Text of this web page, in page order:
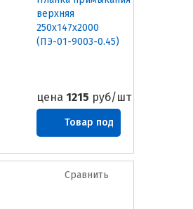
верхняя
250х147х2000
(ПЭ-01-9003-0.45)
цена 1215 руб/шт
Товар под
заказ
Сравнить